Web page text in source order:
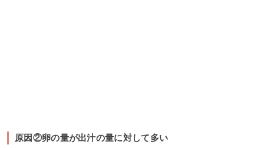
原因②卵の量が出汁の量に対して多い